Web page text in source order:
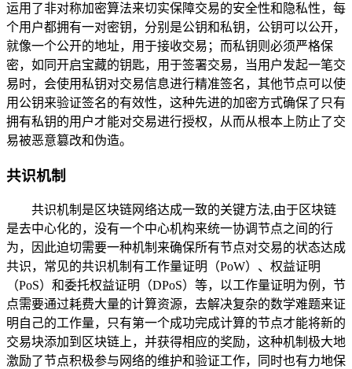
运用了非对称加密算法来切实保障交易的安全性和隐私性，每
个用户都拥有一对密钥，分别是公钥和私钥，公钥可以公开，
就像一个公开的地址，用于接收交易；而私钥则必须严格保
密，如同开启宝藏的钥匙，用于签署交易，当用户发起一笔交
易时，会使用私钥对交易信息进行精准签名，其他节点可以使
用公钥来验证签名的有效性，这种先进的加密方式确保了只有
拥有私钥的用户才能对交易进行授权，从而从根本上防止了交
易被恶意篡改和伪造。
共识机制
共识机制是区块链网络达成一致的关键方法,由于区块链
是去中心化的，没有一个中心机构来统一协调节点之间的行
为，因此迫切需要一种机制来确保所有节点对交易的状态达成
共识，常见的共识机制有工作量证明（PoW）、权益证明
（PoS）和委托权益证明（DPoS）等，以工作量证明为例，节
点需要通过耗费大量的计算资源，去解决复杂的数学难题来证
明自己的工作量，只有第一个成功完成计算的节点才能将新的
交易块添加到区块链上，并获得相应的奖励，这种机制极大地
激励了节点积极参与网络的维护和验证工作，同时也有力地保